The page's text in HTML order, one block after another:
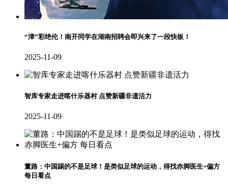
“津”彩绝伦！南开同学在湖南招聘会即兴来了一段快板！
2025-11-09
智库专家走进喀什乐器村 点赞新疆非遗活力
2025-11-09
董路：中国踢的不是足球！是类似足球的运动，得找赤脚医生+偏方
每日看点